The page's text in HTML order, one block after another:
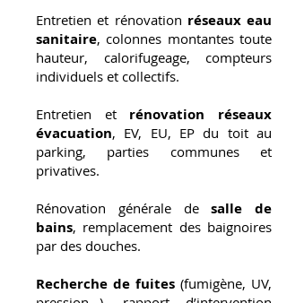
Entretien et rénovation réseaux eau
sanitaire, colonnes montantes toute
hauteur, calorifugeage, compteurs
individuels et collectifs.
Entretien et
rénovation réseaux
évacuation, EV, EU, EP du toit au
parking, parties communes et
privatives.
Rénovation générale desalle de
bains, remplacement des baignoires
par des douches.
Recherche de fuites (fumigène, UV,